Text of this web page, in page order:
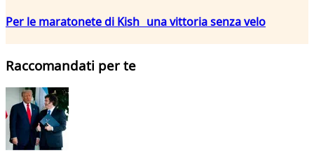
Per le maratonete di Kish una vittoria senza velo
Raccomandati per te